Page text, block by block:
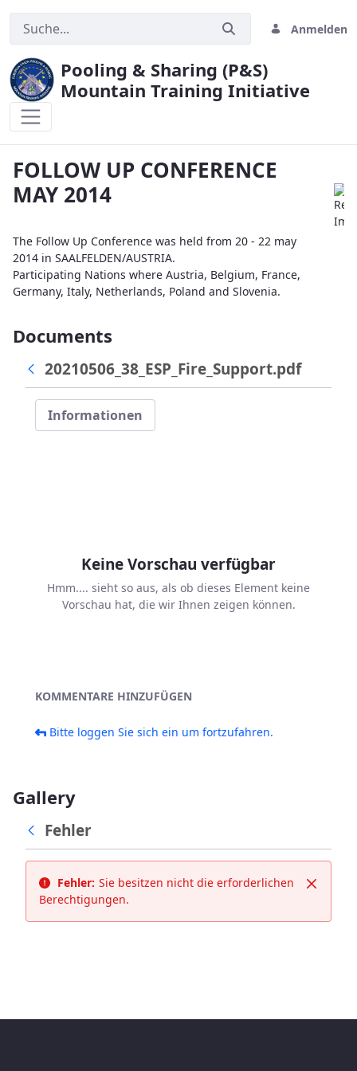
Anmelden
Pooling & Sharing (P&S)
Mountain Training Initiative
FOLLOW UP CONFERENCE
MAY 2014
The Follow Up Conference was held from 20 - 22 may
2014 in SAALFELDEN/AUSTRIA.
Participating Nations where Austria, Belgium, France,
Germany, Italy, Netherlands, Poland and Slovenia.
Documents
20210506_38_ESP_Fire_Support.pdf
Informationen
Keine Vorschau verfügbar
Hmm.... sieht so aus, als ob dieses Element keine
Vorschau hat, die wir Ihnen zeigen können.
KOMMENTARE HINZUFÜGEN
Bitte loggen Sie sich ein um fortzufahren.
Gallery
Fehler
Fehler: Sie besitzen nicht die erforderlichen
Berechtigungen.